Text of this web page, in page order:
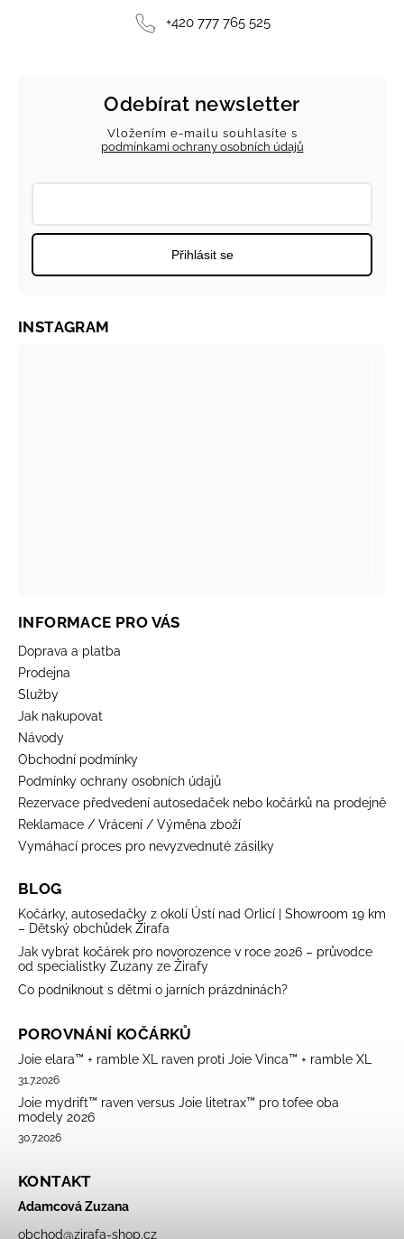
+420 777 765 525
Odebírat newsletter
Vložením e-mailu souhlasíte s
podmínkami ochrany osobních údajů
Přihlásit se
INFORMACE PRO VÁS
Doprava a platba
Prodejna
Služby
Jak nakupovat
Návody
Obchodní podmínky
Podmínky ochrany osobních údajů
Rezervace předvedení autosedaček nebo kočárků na prodejně
Reklamace / Vrácení / Výměna zboží
Vymáhací proces pro nevyzvednuté zásilky
BLOG
Kočárky, autosedačky z okolí Ústí nad Orlicí | Showroom 19 km
– Dětský obchůdek Žirafa
Jak vybrat kočárek pro novorozence v roce 2026 – průvodce
od specialistky Zuzany ze Žirafy
Co podniknout s dětmi o jarních prázdninách?
POROVNÁNÍ KOČÁRKŮ
Joie elara™ + ramble XL raven proti Joie Vinca™ + ramble XL
31.7.2026
Joie mydrift™ raven versus Joie litetrax™ pro tofee oba
modely 2026
30.7.2026
KONTAKT
Adamcová Zuzana
obchod@zirafa-shop.cz
INSTAGRAM